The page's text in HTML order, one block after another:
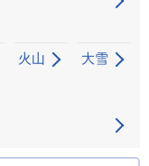
火山 大雪